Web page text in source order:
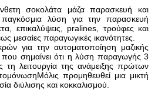
σοκολάτα μάζα παρασκευή και
λύση για την παρασκευή
επικαλύψεις, pralines, τρούφες και
μεσαίες παραγωγικές ικανότητες.
για την αυτοματοποίηση μαζικής
που σημαίνει ότι η λύση παραγωγής 3
λειτουργία της ανάμειξης πρώτων
προμηθευθεί μια μικτή
διύλισης και κοκκαλισμού.